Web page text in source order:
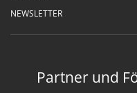
NEWSLETTER
Partner und